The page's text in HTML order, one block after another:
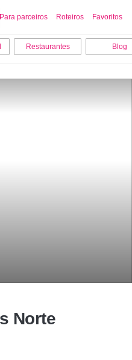
Para parceiros Roteiros Favoritos
Restaurantes Blog
Norte